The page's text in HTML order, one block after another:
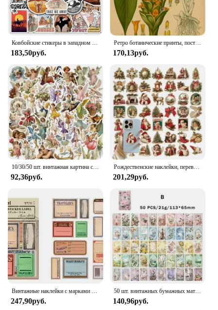
Ковбойские стикеры в западном стиле, винтажные Стильные наклейки «сделай сам» для ноутбука, багажа, холодильника, чашки для телефона, скейтборда, детская игрушка из водонепроницаемого ПВХ
183,50руб.
Ретро ботанические принты, постеры, крафт-бумага, растение, цветок, иллюстрация, винтажный домашний кабинет, художественный декор стен, эстетическая живопись
170,13руб.
10/30/50 шт. винтажная картина с ангелом, ПВХ наклейка, эстетическое украшение для детей
92,36руб.
Рождественские наклейки, переводная наклейка, винтажные водонепроницаемые наклейки, праздничная декоративная наклейка для мобильного телефона, ноутбука
201,29руб.
Винтажные наклейки с марками Jamie Notes, наклейки с индивидуальной этикеткой для путешественников, Мидори, блокнотов, дневников, канцелярские наклейки
247,90руб.
50 шт. винтажных бумажных материалов Journamm для творчества, скрапбукинга, коллажа, нежелательного журнала, эстетические канцелярские принадлежности, планировщик, Декор, крафт-бумага
140,96руб.